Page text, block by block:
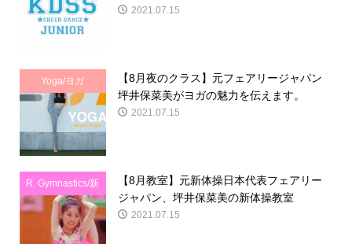
2021.07.15
Yoga/ヨガ
【8月夜のクラス】元フェアリージャパン
坪井保菜美がヨガの魅力を伝えます。
2021.07.15
R. Gymnastics/新
体操
【8月教室】元新体操日本代表フェアリー
ジャパン、坪井保菜美の新体操教室
2021.07.15